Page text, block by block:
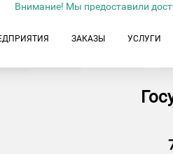
Внимание! Мы предоставили
ЗАКАЗЫ УСЛУГИ